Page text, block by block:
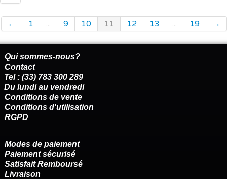
← 1 ... 9 10 11 12 13 ... 19 →
Qui sommes-nous?
Contact
Tel : (33) 783 300 289
Du lundi au vendredi
Conditions de vente
Conditions d'utilisation
RGPD
Modes de paiement
Paiement sécurisé
Satisfait Remboursé
Livraison